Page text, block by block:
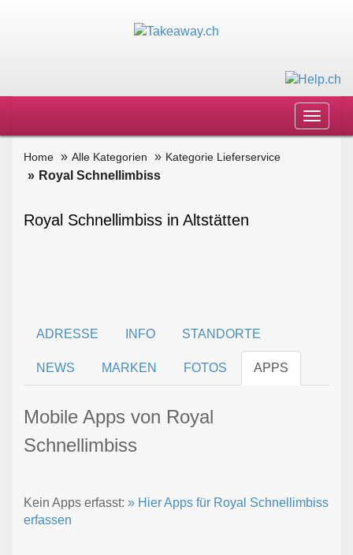
Toggle
Home Alle Kategorien Kategorie Lieferservice
Royal Schnellimbiss
Royal Schnellimbiss in Altstätten
ADRESSE INFO STANDORTE
NEWS MARKEN FOTOS APPS
Mobile Apps von Royal
Schnellimbiss
Kein Apps erfasst: » Hier Apps für Royal Schnellimbiss
erfassen